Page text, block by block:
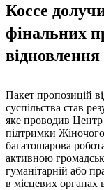
Коссе
фінальних
Пакет пропозицій
суспільства став
яке проводив Центр
підтримки
багатошарова
активною
гуманітарній або
в місцевих органах